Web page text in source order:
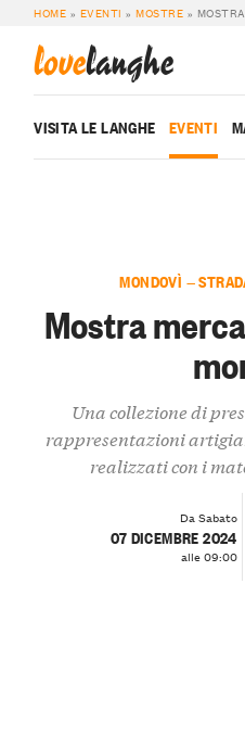
HOME » EVENTI »MOSTRE » MOSTRA MERCATO PRESEPI DAL MONDO
lovelanghe
VISITA LE LANGHE EVENTI
MONDOVÌ —
Mostra
Una collezione di
rappresentazioni
realizzati con i
Da Sabato
07 DICEMBRE 2024
alle 09:00